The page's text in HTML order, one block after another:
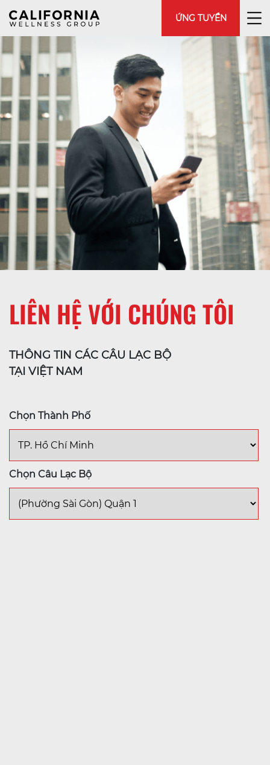
ỨNG TUYỂN
LIÊN HỆ VỚI CHÚNG TÔI
THÔNG TIN CÁC CÂU LẠC BỘ
TẠI VIỆT NAM
Chọn Thành Phố
Chọn Câu Lạc Bộ